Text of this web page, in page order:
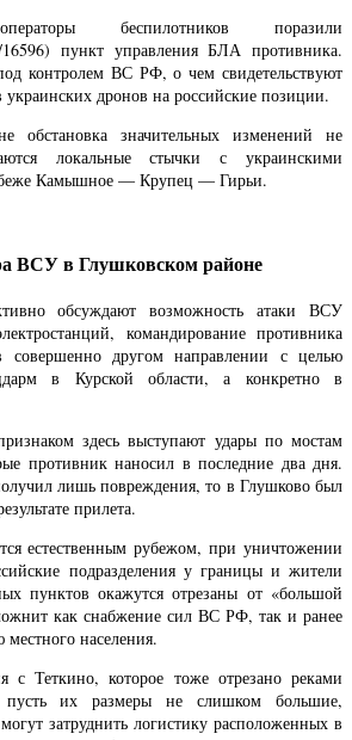
беспилотников поразили
16596) пункт управления БЛА противника.
контролем ВС РФ, о чем свидетельствуют
украинских дронов на российские позиции.
обстановка значительных изменений не
локальные стычки с украинскими
Камышное — Крупец — Гирьи.
ВСУ в Глушковском районе
обсуждают возможность атаки ВСУ
командирование противника
совершенно другом направлении с целью
в Курской области, а конкретно в
здесь выступают удары по мостам
противник наносил в последние два дня.
лишь повреждения, то в Глушково был
прилета.
естественным рубежом, при уничтожении
подразделения у границы и жители
пунктов окажутся отрезаны от «большой
как снабжение сил ВС РФ, так и ранее
населения.
с Теткино, которое тоже отрезано реками
их размеры не слишком большие,
затруднить логистику расположенных в